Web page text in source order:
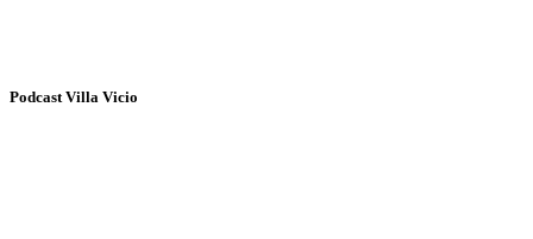
Podcast Villa Vicio